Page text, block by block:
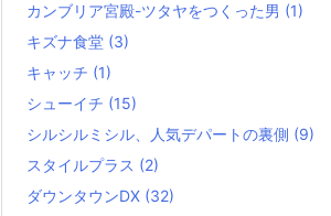
カンブリア宮殿-ツタヤをつくった男 (1)
キズナ食堂 (3)
キャッチ (1)
シューイチ (15)
シルシルミシル、人気デパートの裏側 (9)
スタイルプラス (2)
ダウンタウンDX (32)